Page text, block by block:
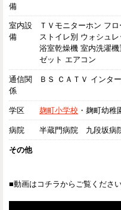
備
室内設
備
ＴＶモニターホン フ
ストイレ別 ウォシュ
浴室乾燥機 室内洗濯
ゼット エアコン
通信関
係
ＢＳ ＣＡＴＶ インタ
学区 麹町小学校 ・麹町幼
病院 半蔵門病院 九段坂病
その他
■動画はコチラからご覧ください